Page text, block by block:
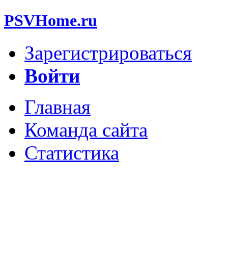
PSVHome.ru
Зарегистрироваться
Войти
Главная
Команда сайта
Статистика